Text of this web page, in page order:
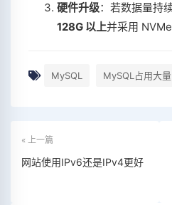
硬件升级：若数据量持
128G 以上并采用
MySQL MySQL占用大
« 上一篇
网站使用IPv6还是IPv4更好